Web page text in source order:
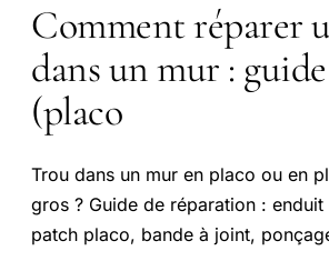
Comment réparer
dans un mur :
(placo
Trou dans un mur en placo ou en
gros ? Guide de réparation :
patch placo, bande à joint,